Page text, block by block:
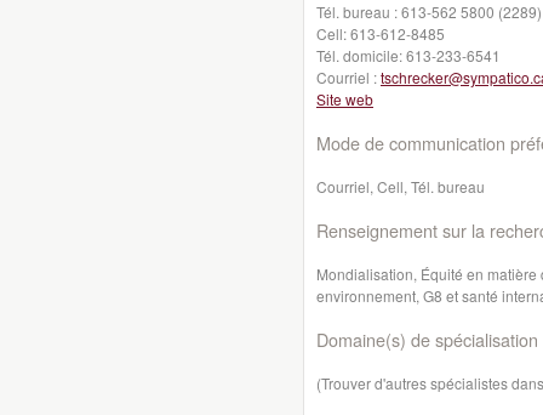
Tél. bureau :613-562 5800 (2289)
Cell:613-612-8485
Tél. domicile:613-233-6541
Courriel :
Site web
Mode de communication
Courriel, Cell, Tél. bureau
Renseignement sur la
Mondialisation, Équité en
environnement, G8 et santé
Domaine(s) de spécialisation
(Trouver d'autres spécialistes